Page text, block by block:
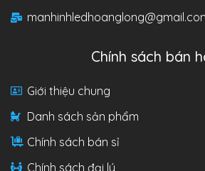
Chính sách bán
Giới thiệu chung
Danh sách sản phẩm
Chính sách bán sỉ
Chính sách đại lý